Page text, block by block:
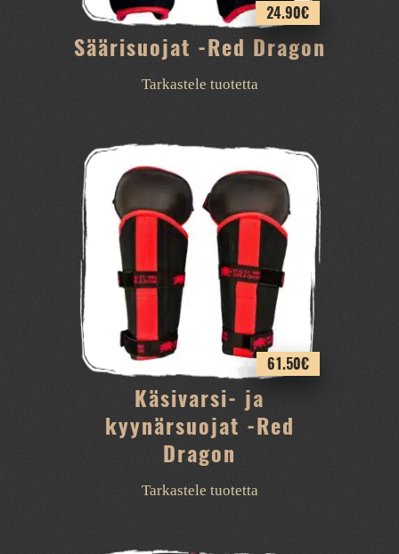
Säärisuojat -Red Dragon
24.90€
Tarkastele tuotetta
Käsivarsi- ja
kyynärsuojat -Red
Dragon
61.50€
Tarkastele tuotetta